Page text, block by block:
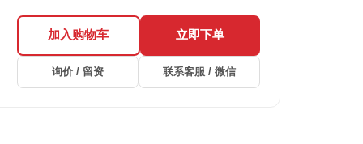
加入购物车 立即下单
询价 / 留资 联系客服 / 微信